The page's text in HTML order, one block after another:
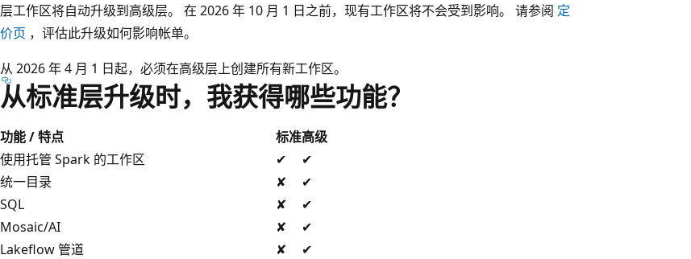
层工作区将自动升级到高级层。 在 2026 年 10 月 1 日之前，现有工作区将不会受到影响。 请参阅 定
价页 ，评估此升级如何影响帐单。
从 2026 年 4 月 1 日起，必须在高级层上创建所有新工作区。
从标准层升级时，我获得哪些功能？
功能 / 特点 标准高级
使用托管 Spark 的工作区
✔
✔
统一目录
✘
✔
SQL
✘
✔
Mosaic/AI
✘
✔
Lakeflow 管道
✘
✔